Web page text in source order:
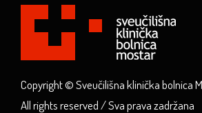
Copyright © Sveučilišna klinička bolnica
All rights reserved / Sva prava zadržana